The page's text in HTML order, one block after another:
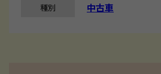
種別 中古車